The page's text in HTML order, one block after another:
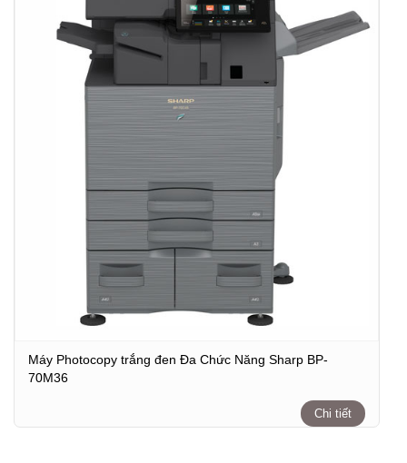
Máy Photocopy trắng đen Đa Chức Năng Sharp BP-
70M36
Chi tiết